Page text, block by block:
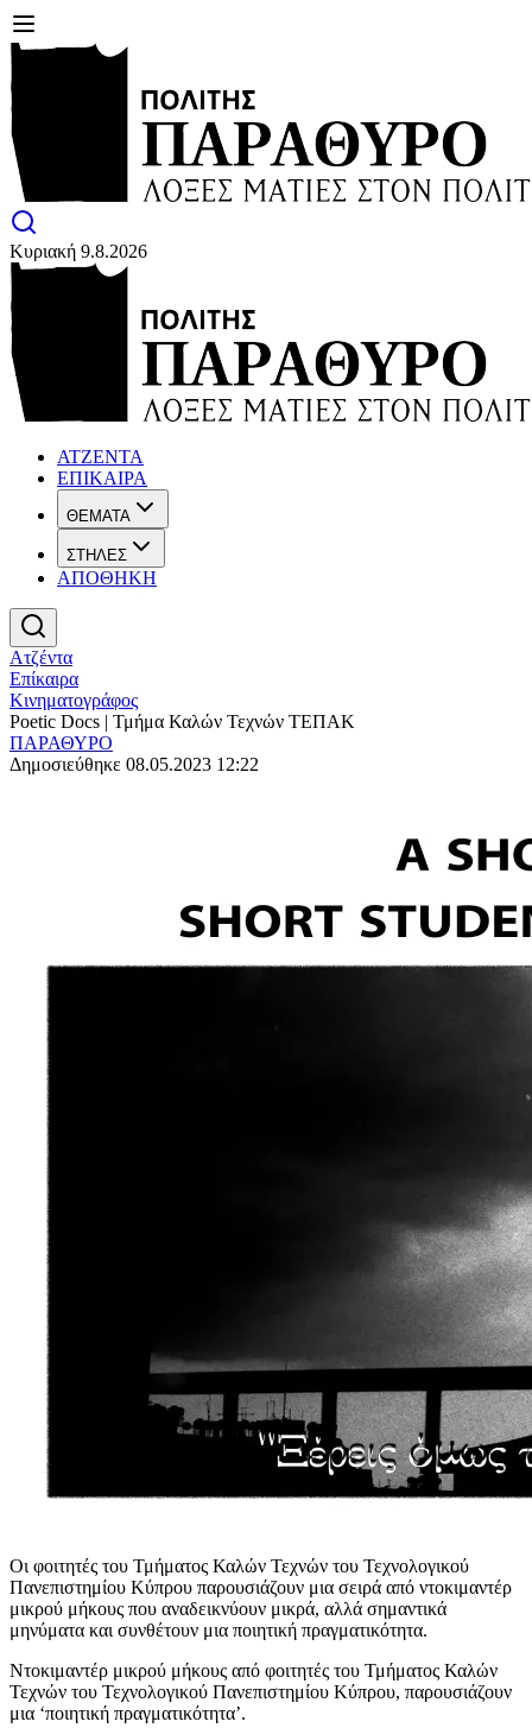
Κυριακή 9.8.2026
ΑΤΖΕΝΤΑ
ΕΠΙΚΑΙΡΑ
ΘΕΜΑΤΑ
ΣΤΗΛΕΣ
ΑΠΟΘΗΚΗ
Ατζέντα
Επίκαιρα
Κινηματογράφος
Poetic Docs | Τμήμα Καλών Τεχνών ΤΕΠΑΚ
ΠΑΡΑΘΥΡΟ
Δημοσιεύθηκε 08.05.2023 12:22
Οι φοιτητές του Τμήματος Καλών Τεχνών του Τεχνολογικού
Πανεπιστημίου Κύπρου παρουσιάζουν μια σειρά από ντοκιμαντέρ
μικρού μήκους που αναδεικνύουν μικρά, αλλά σημαντικά
μηνύματα και συνθέτουν μια ποιητική πραγματικότητα.
Ντοκιμαντέρ μικρού μήκους από φοιτητές του Τμήματος Καλών
Τεχνών του Τεχνολογικού Πανεπιστημίου Κύπρου, παρουσιάζουν
μια ‘ποιητική πραγματικότητα’.